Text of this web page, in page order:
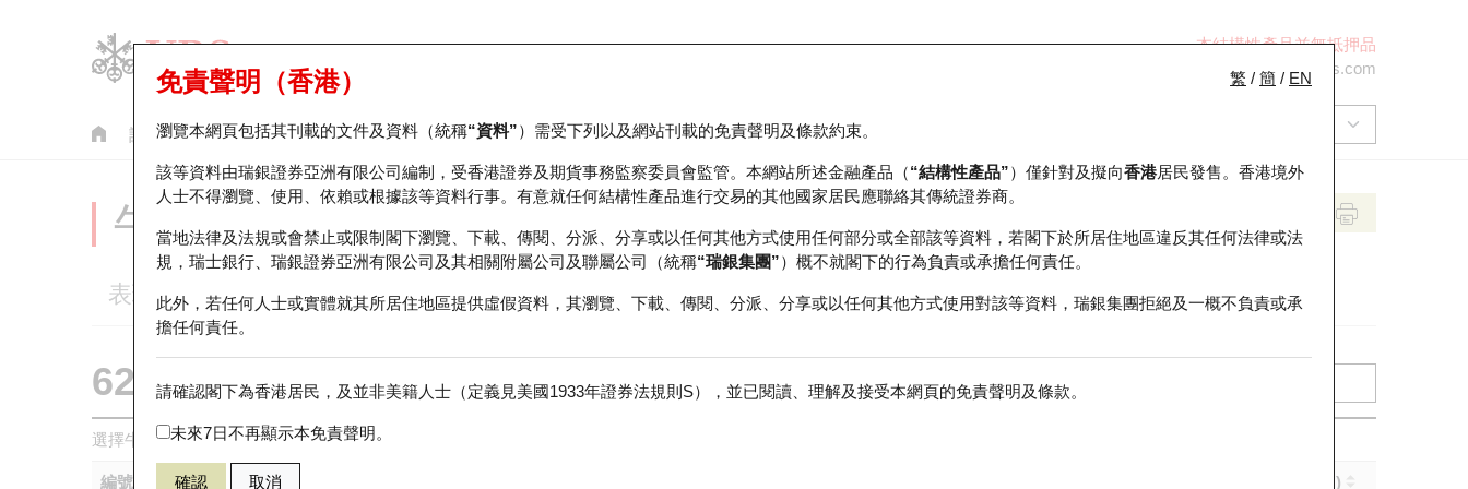
本結構性產品並無抵押品
ol-hkwarrants@ubs.com
認股證 牛熊證 美股指數產品 輪證市場統計 正股資料及市場統計 瑞銀輪證教室
繁 / 簡 / EN
免責聲明（香港）
瀏覽本網頁包括其刊載的文件及資料（統稱“資料”）需受下列以及網站刊載的免責聲明及條款約束。
該等資料由瑞銀證券亞洲有限公司編制，受香港證券及期貨事務監察委員會監管。本網站所述金融產品（“結構性產品”）僅針對及擬向香港居民發售。香港境外
人士不得瀏覽、使用、依賴或根據該等資料行事。有意就任何結構性產品進行交易的其他國家居民應聯絡其傳統證券商。
當地法律及法規或會禁止或限制閣下瀏覽、下載、傳閱、分派、分享或以任何其他方式使用任何部分或全部該等資料，若閣下於所居住地區違反其任何法律或法
規，瑞士銀行、瑞銀證券亞洲有限公司及其相關附屬公司及聯屬公司（統稱“瑞銀集團”）概不就閣下的行為負責或承擔任何責任。
此外，若任何人士或實體就其所居住地區提供虛假資料，其瀏覽、下載、傳閱、分派、分享或以任何其他方式使用對該等資料，瑞銀集團拒絕及一概不負責或承
擔任何責任。
請確認閣下為香港居民，及並非美籍人士（定義見美國1933年證券法規則S），並已閱讀、理解及接受本網頁的免責聲明及條款。
未來7日不再顯示本免責聲明。
確認 取消
牛熊證分析儀
表現 街貨統計 比較
62026 瑞銀熊證 1024 快手
選擇牛熊證作比較 *你可以選擇最多五隻牛熊證
編號 到期日 (年-月-日)